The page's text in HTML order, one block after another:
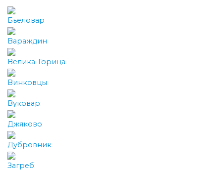
Бьеловар
Вараждин
Велика-Горица
Винковцы
Вуковар
Джяково
Дубровник
Загреб